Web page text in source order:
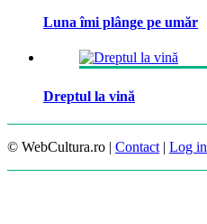
Luna îmi plânge pe umăr
Dreptul la vină
© WebCultura.ro | Contact | Log in